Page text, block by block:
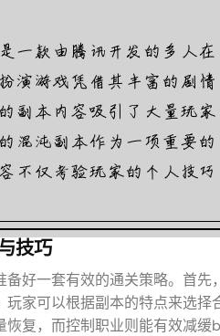
技巧
好一套有效的通关策略。首先
家可以根据副本的特点来选择
复，而控制职业则能有效减缓